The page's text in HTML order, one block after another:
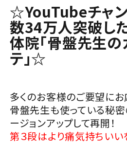
☆YouTubeチャ
数34万人突破し
体院「骨盤先生の
テ」☆
多くのお客様のご要望にお
骨盤先生も使っている秘密
ージョンアップして再開！
第３段はより痛気持ちいい